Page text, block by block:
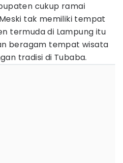
cukup ramai
tak memiliki tempat
termuda di Lampung itu
beragam tempat wisata
tradisi di Tubaba.